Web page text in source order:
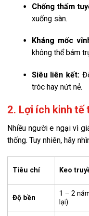
Chống thấm
xuống sàn.
Kháng mốc
không thể bám
Siêu liên kết:
tróc hay nứt nẻ.
2. Lợi ích kinh tế
Nhiều người e ngại vì
thống. Tuy nhiên, hãy
Tiêu chí Keo
Độ bền
1 – 2
lại)